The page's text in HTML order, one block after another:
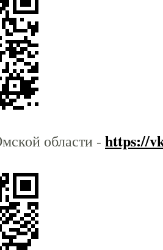
области - https://